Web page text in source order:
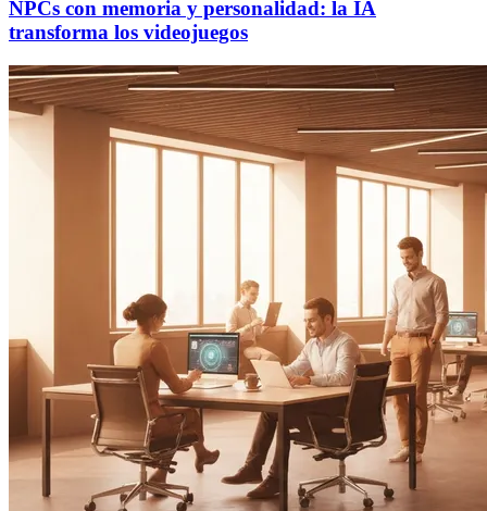
NPCs con memoria y personalidad: la IA
transforma los videojuegos